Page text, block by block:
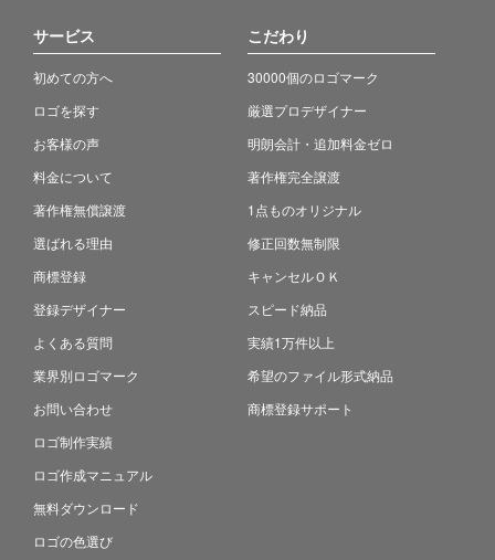
サービス
初めての方へ
ロゴを探す
お客様の声
料金について
著作権無償譲渡
選ばれる理由
商標登録
登録デザイナー
よくある質問
業界別ロゴマーク
お問い合わせ
ロゴ制作実績
ロゴ作成マニュアル
無料ダウンロード
ロゴの色選び
こだわり
30000個のロゴマーク
厳選プロデザイナー
明朗会計・追加料金ゼロ
著作権完全譲渡
1点ものオリジナル
修正回数無制限
キャンセルＯＫ
スピード納品
実績1万件以上
希望のファイル形式納品
商標登録サポート